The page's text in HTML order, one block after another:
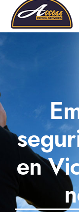
GUARDIAS
SECTORES
TECNOLOGÍA
TRABAJOS
en